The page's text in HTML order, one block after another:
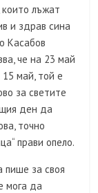
лъжат
и здрав сина
Касабов
че на 23 май
15 май, той е
за светите
ден да
точно
прави опело.
пише за своя
мога да